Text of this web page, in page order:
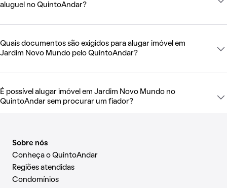
aluguel no QuintoAndar?
Quais documentos são exigidos para alugar imóvel em
Jardim Novo Mundo pelo QuintoAndar?
É possível alugar imóvel em Jardim Novo Mundo no
QuintoAndar sem procurar um fiador?
Sobre nós
Conheça o QuintoAndar
Regiões atendidas
Condomínios